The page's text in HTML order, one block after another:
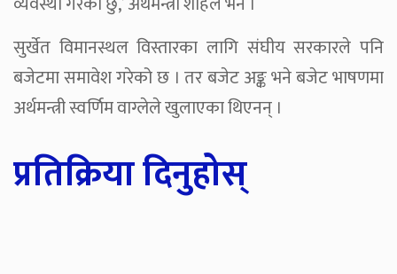
सुर्खेत विमानस्थल विस्तारका लागि संघीय सरकारले पनि
बजेटमा समावेश गरेको छ । तर बजेट अङ्क भने बजेट भाषणमा
अर्थमन्त्री स्वर्णिम वाग्लेले खुलाएका थिएनन् ।
प्रतिक्रिया दिनुहोस्